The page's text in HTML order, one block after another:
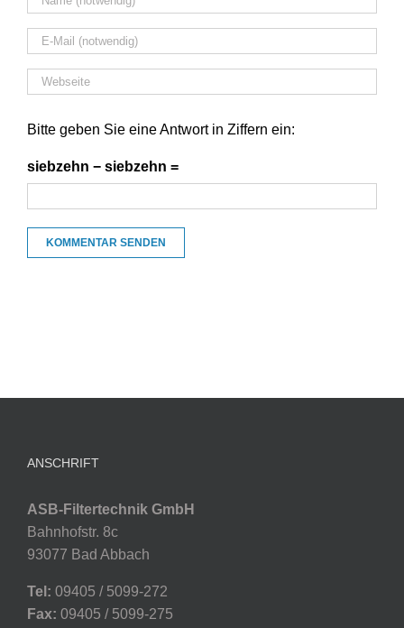
Bitte geben Sie eine Antwort in Ziffern ein:
siebzehn − siebzehn =
ANSCHRIFT
ASB-Filtertechnik GmbH
Bahnhofstr. 8c
93077 Bad Abbach
Tel: 09405 / 5099-272
Fax: 09405 / 5099-275